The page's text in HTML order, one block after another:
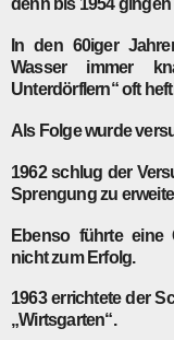
denn bis 1954
In den 60iger
Wasser immer
Unterdörflern“ oft
Als Folge wurde
1962schlug der
Sprengung zu
Ebenso führte eine
nicht zum Erfolg.
1963errichtete der
„Wirtsgarten“.